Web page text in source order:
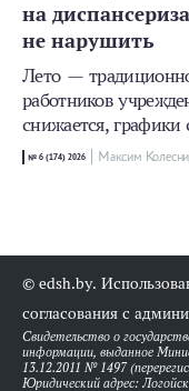
на
не нарушить
Лето —
работников
снижается, графики
№ 6 (174) 2026 Максим
© edsh.by.
согласования с
Свидетельство о
информации, выданное
13.12.2011 № 1497
Юридический адрес: